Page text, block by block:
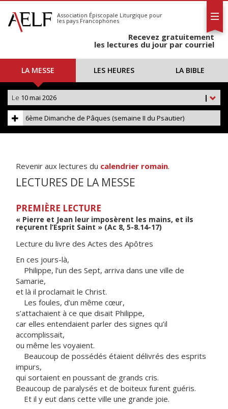
S'abonner
Calendrier
Association Épiscopale Liturgique pour
les pays Francophones
Recevez gratuitement
les lectures du jour par courriel
LA MESSE LES HEURES LA BIBLE
|
Le 10 mai 2026
6ème Dimanche de Pâques (semaine II du Psautier)
Revenir aux lectures du calendrier romain.
LECTURES DE LA MESSE
PREMIÈRE LECTURE
« Pierre et Jean leur imposèrent les mains, et ils
reçurent l’Esprit Saint » (Ac 8, 5-8.14-17)
Lecture du livre des Actes des Apôtres
En ces jours-là,
Philippe, l’un des Sept, arriva dans une ville de
Samarie,
et là il proclamait le Christ.
Les foules, d’un même cœur,
s’attachaient à ce que disait Philippe,
car elles entendaient parler des signes qu’il
accomplissait,
ou même les voyaient.
Beaucoup de possédés étaient délivrés des esprits
impurs,
qui sortaient en poussant de grands cris.
Beaucoup de paralysés et de boiteux furent guéris.
Et il y eut dans cette ville une grande joie.